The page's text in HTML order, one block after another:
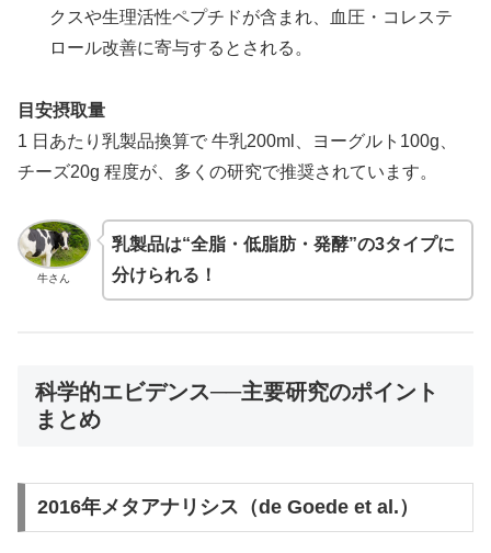
クスや生理活性ペプチドが含まれ、血圧・コレステ
ロール改善に寄与するとされる。
目安摂取量
1 日あたり乳製品換算で 牛乳200ml、ヨーグルト100g、
チーズ20g 程度が、多くの研究で推奨されています。
牛さん
乳製品は“全脂・低脂肪・発酵”の3タイプに
分けられる！
科学的エビデンス──主要研究のポイント
まとめ
2016年メタアナリシス（de Goede et al.）